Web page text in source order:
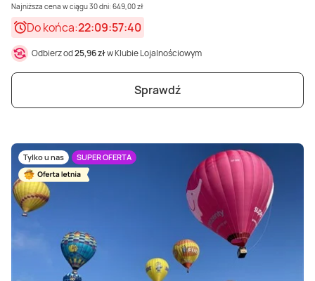
Najniższa cena w ciągu 30 dni: 649,00 zł
Do końca:22:09:57:38
Odbierz od25,96 złw Klubie Lojalnościowym
Sprawdź
Tylko u nas SUPER OFERTA